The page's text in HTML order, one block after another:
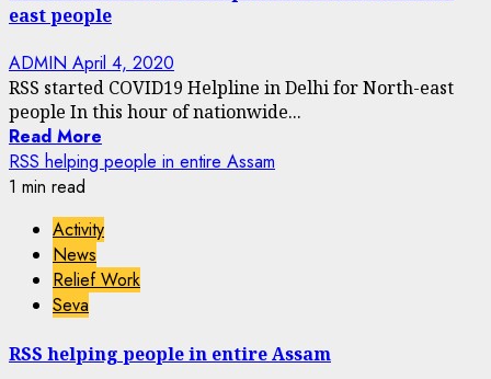
east people
ADMIN April 4, 2020
RSS started COVID19 Helpline in Delhi for North-east
people In this hour of nationwide...
Read More
RSS helping people in entire Assam
1 min read
Activity
News
Relief Work
Seva
RSS helping people in entire Assam